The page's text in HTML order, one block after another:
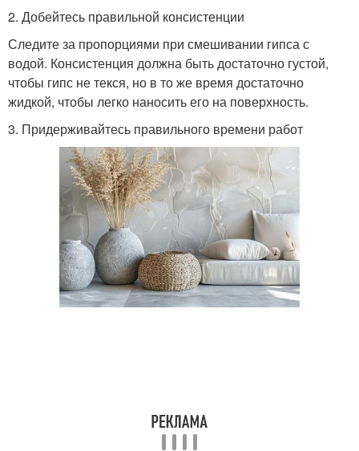
2. Добейтесь правильной консистенции
Следите за пропорциями при смешивании гипса с
водой. Консистенция должна быть достаточно густой,
чтобы гипс не текся, но в то же время достаточно
жидкой, чтобы легко наносить его на поверхность.
3. Придерживайтесь правильного времени работ